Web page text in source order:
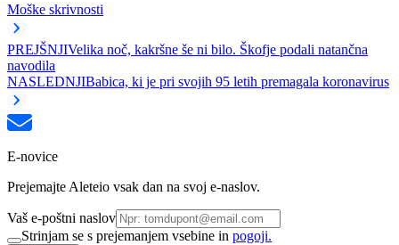
Moške skrivnosti
PREJŠNJIVelika noč, kakršne še ni bilo. Škofje podali natančna
navodila
NASLEDNJIBabica, ki je pri svojih 95 letih premagala koronavirus
E-novice
Prejemajte Aleteio vsak dan na svoj e-naslov.
Vaš e-poštni naslov
Strinjam se s prejemanjem vsebine in pogoji.